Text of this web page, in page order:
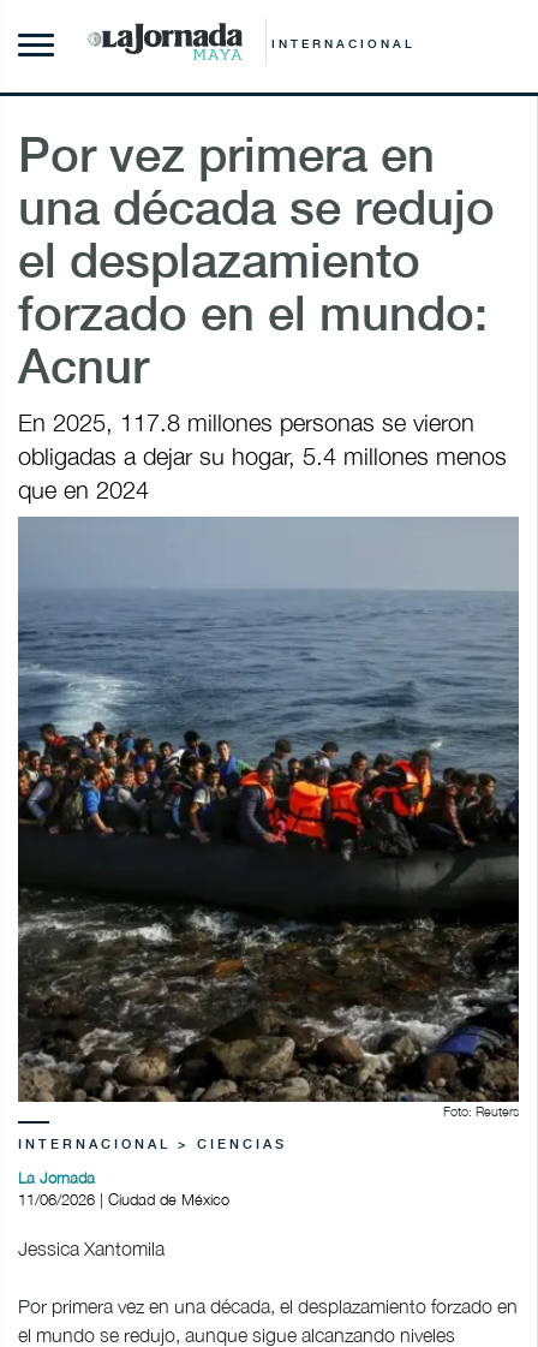
INTERNACIONAL
Por vez primera en
una década se redujo
el desplazamiento
forzado en el mundo:
Acnur
En 2025, 117.8 millones personas se vieron
obligadas a dejar su hogar, 5.4 millones menos
que en 2024
Foto: Reuters
INTERNACIONAL > CIENCIAS
La Jornada
11/06/2026 | Ciudad de México
Jessica Xantomila
Por primera vez en una década, el desplazamiento forzado en
el mundo se redujo, aunque sigue alcanzando niveles